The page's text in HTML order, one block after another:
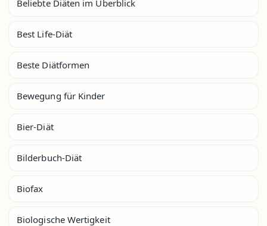
Beliebte Diäten im Überblick
Best Life-Diät
Beste Diätformen
Bewegung für Kinder
Bier-Diät
Bilderbuch-Diät
Biofax
Biologische Wertigkeit